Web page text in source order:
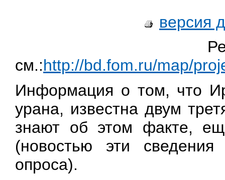
версия
см.:http://bd.fom.ru/map/
Информация о том, что
урана, известна двум
знают об этом факте,
(новостью эти
опроса).